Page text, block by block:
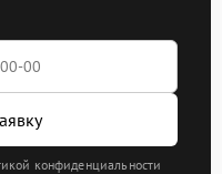
конфиденциальности